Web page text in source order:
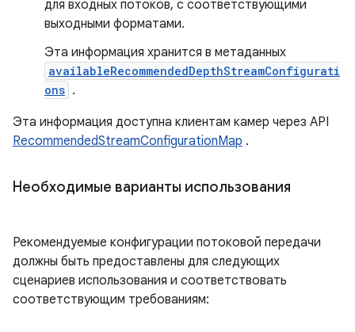
для входных потоков, с соответствующими
выходными форматами.
Эта информация хранится в метаданных
availableRecommendedDepthStreamConfigurati
ons .
Эта информация доступна клиентам камер через API
RecommendedStreamConfigurationMap .
Необходимые варианты использования
Рекомендуемые конфигурации потоковой передачи
должны быть предоставлены для следующих
сценариев использования и соответствовать
соответствующим требованиям: